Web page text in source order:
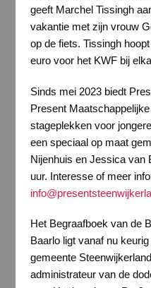
geeft Marchel Tissingh
vakantie met zijn vrouw
op de fiets. Tissingh
euro voor het KWF bij
Sinds mei 2023 biedt
Present
stageplekken voor
een speciaal op maat
Nijenhuis en Jessica van
uur. Interesse of meer
Het Begraafboek van de
Baarlo ligt vanaf nu
gemeente
administrateur van de